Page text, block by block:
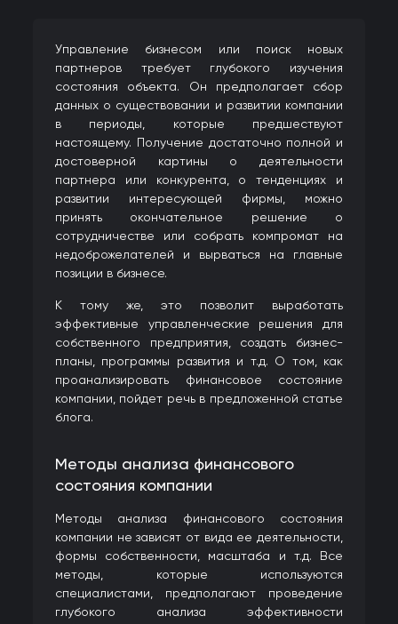
Управление бизнесом или поиск новых
партнеров требует глубокого изучения
состояния объекта. Он предполагает сбор
данных о существовании и развитии компании
в периоды, которые предшествуют
настоящему. Получение достаточно полной и
достоверной картины о деятельности
партнера или конкурента, о тенденциях и
развитии интересующей фирмы, можно
принять окончательное решение о
сотрудничестве или собрать компромат на
недоброжелателей и вырваться на главные
позиции в бизнесе.
К тому же, это позволит выработать
эффективные управленческие решения для
собственного предприятия, создать бизнес-
планы, программы развития и т.д. О том, как
проанализировать финансовое состояние
компании, пойдет речь в предложенной статье
блога.
Методы анализа финансового
состояния компании
Методы анализа финансового состояния
компании не зависят от вида ее деятельности,
формы собственности, масштаба и т.д. Все
методы, которые используются
специалистами, предполагают проведение
глубокого анализа эффективности